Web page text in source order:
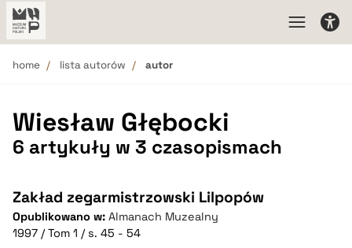
home lista autorów autor
Wiesław Głębocki
6 artykuły w 3 czasopismach
Zakład zegarmistrzowski Lilpopów
Opublikowano w: Almanach Muzealny
1997 / Tom 1 / s. 45 - 54